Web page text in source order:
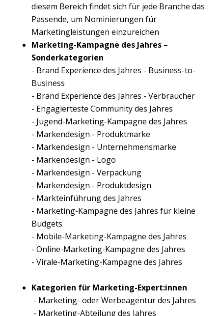
diesem Bereich findet sich für jede Branche das
Passende, um Nominierungen für
Marketingleistungen einzureichen
Marketing-Kampagne des Jahres –
Sonderkategorien
- Brand Experience des Jahres - Business-to-
Business
- Brand Experience des Jahres - Verbraucher
- Engagierteste Community des Jahres
- Jugend-Marketing-Kampagne des Jahres
- Markendesign - Produktmarke
- Markendesign - Unternehmensmarke
- Markendesign - Logo
- Markendesign - Verpackung
- Markendesign - Produktdesign
- Markteinführung des Jahres
- Marketing-Kampagne des Jahres für kleine
Budgets
- Mobile-Marketing-Kampagne des Jahres
- Online-Marketing-Kampagne des Jahres
- Virale-Marketing-Kampagne des Jahres
Kategorien für Marketing-Expert:innen
- Marketing- oder Werbeagentur des Jahres
- Marketing-Abteilung des Jahres